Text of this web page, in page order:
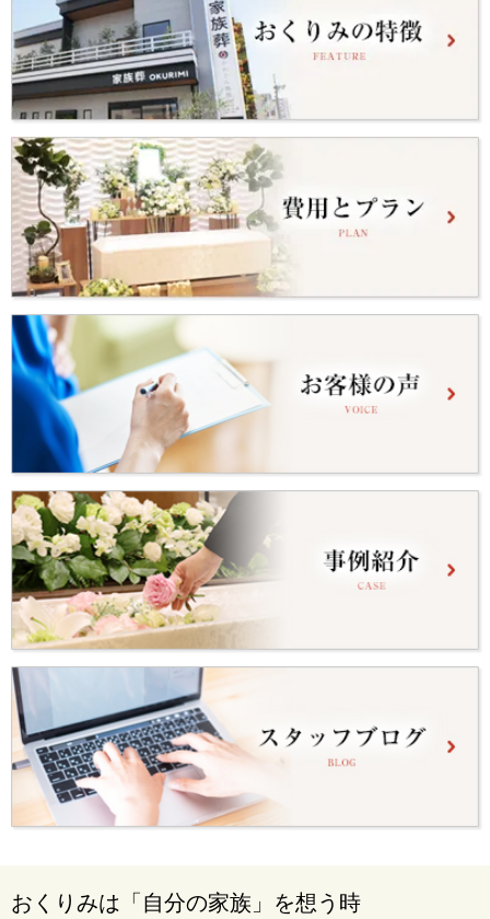
おくりみは「自分の家族」を想う時